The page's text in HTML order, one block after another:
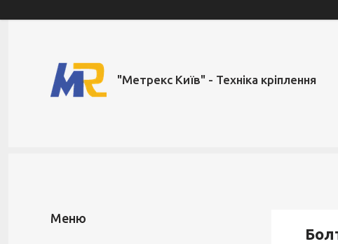
"Метрекс Київ" - Техніка кріплення